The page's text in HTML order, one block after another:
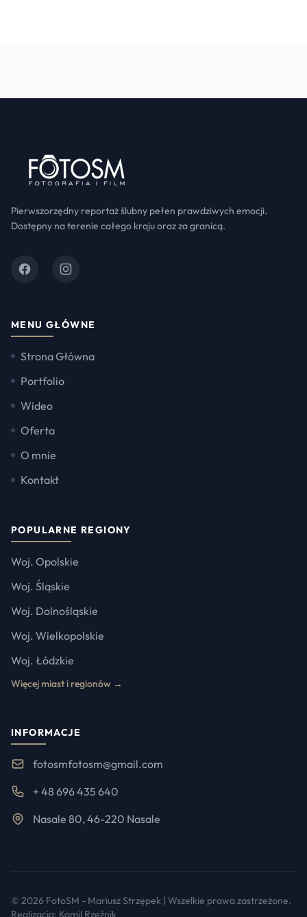
Pierwszorzędny reportaż ślubny pełen prawdziwych emocji.
Dostępny na terenie całego kraju oraz za granicą.
MENU GŁÓWNE
Strona Główna
Portfolio
Wideo
Oferta
O mnie
Kontakt
POPULARNE REGIONY
Woj. Opolskie
Woj. Śląskie
Woj. Dolnośląskie
Woj. Wielkopolskie
Woj. Łódzkie
Więcej miast i regionów →
INFORMACJE
fotosmfotosm@gmail.com
+ 48 696 435 640
Nasale 80, 46-220 Nasale
© 2026 FotoSM - Mariusz Strzępek | Wszelkie prawa zastrzeżone.
Realizacja: Kamil Rzeźnik